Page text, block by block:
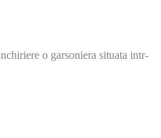
o garsoniera situata intr-